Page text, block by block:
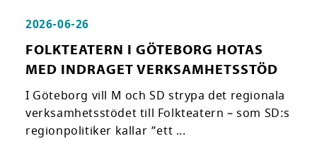
2026-06-26
FOLKTEATERN I GÖTEBORG HOTAS
MED INDRAGET VERKSAMHETSSTÖD
I Göteborg vill M och SD strypa det regionala
verksamhetsstödet till Folkteatern – som SD:s
regionpolitiker kallar ”ett ...